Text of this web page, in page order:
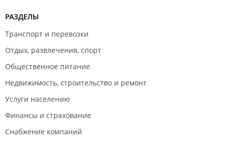
РАЗДЕЛЫ
Транспорт и перевозки
Отдых, развлечения, спорт
Общественное питание
Недвижимость, строительство и ремонт
Услуги населению
Финансы и страхование
Снабжение компаний